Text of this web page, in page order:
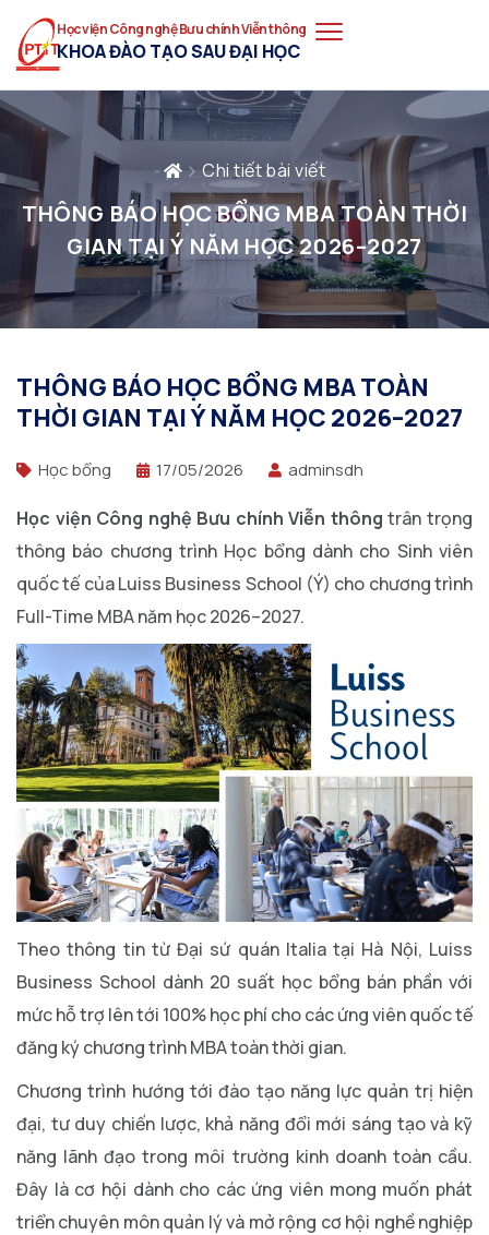
Học viện Công nghệ Bưu chính Viễn thông
KHOA ĐÀO TẠO SAU ĐẠI HỌC
Chi tiết bài viết
THÔNG BÁO HỌC BỔNG MBA TOÀN THỜI
GIAN TẠI Ý NĂM HỌC 2026–2027
THÔNG BÁO HỌC BỔNG MBA TOÀN
THỜI GIAN TẠI Ý NĂM HỌC 2026–2027
Học bổng 17/05/2026 adminsdh
Học viện Công nghệ Bưu chính Viễn thông trân trọng
thông báo chương trình Học bổng dành cho Sinh viên
quốc tế của Luiss Business School (Ý) cho chương trình
Full-Time MBA năm học 2026–2027.
Theo thông tin từ Đại sứ quán Italia tại Hà Nội, Luiss
Business School dành 20 suất học bổng bán phần với
mức hỗ trợ lên tới 100% học phí cho các ứng viên quốc tế
đăng ký chương trình MBA toàn thời gian.
Chương trình hướng tới đào tạo năng lực quản trị hiện
đại, tư duy chiến lược, khả năng đổi mới sáng tạo và kỹ
năng lãnh đạo trong môi trường kinh doanh toàn cầu.
Đây là cơ hội dành cho các ứng viên mong muốn phát
triển chuyên môn quản lý và mở rộng cơ hội nghề nghiệp